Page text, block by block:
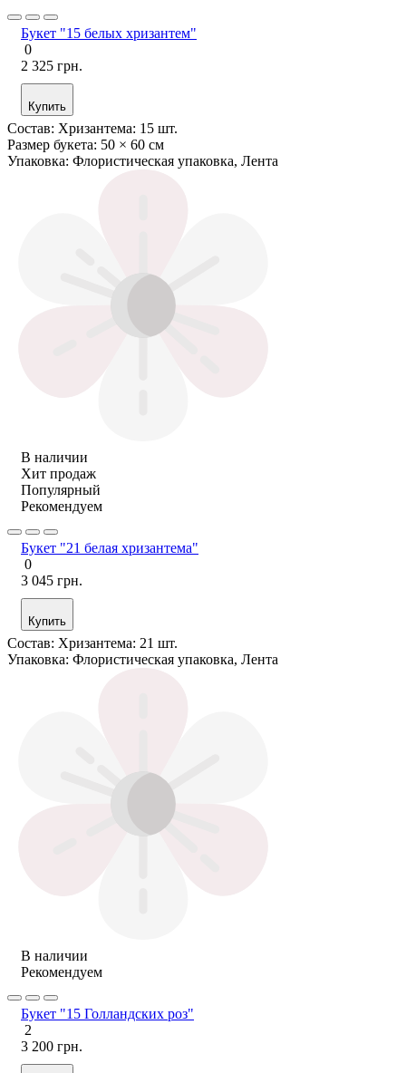
Букет "15 белых хризантем"
0
2 325 грн.
Купить
Состав: Хризантема: 15 шт.
Размер букета: 50 × 60 см
Упаковка: Флористическая упаковка, Лента
В наличии
Хит продаж
Популярный
Рекомендуем
Букет "21 белая хризантема"
0
3 045 грн.
Купить
Состав: Хризантема: 21 шт.
Упаковка: Флористическая упаковка, Лента
В наличии
Рекомендуем
Букет "15 Голландских роз"
2
3 200 грн.